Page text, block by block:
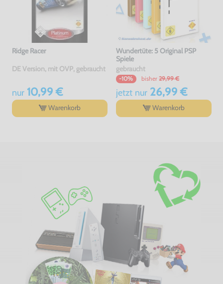
Ridge Racer
DE Version, mit OVP, gebraucht
nur10,99 €
Warenkorb
Wundertüte: 5 Original PSP
Spiele
gebraucht
-10% bisher 29,99 €
jetzt nur26,99 €
Warenkorb